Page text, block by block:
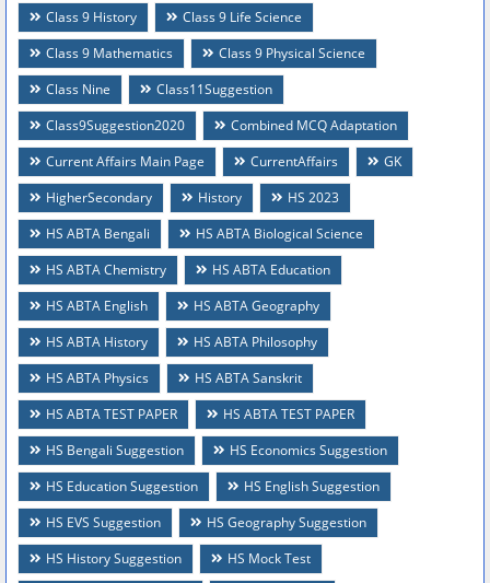
Class 9 History
Class 9 Life Science
Class 9 Mathematics
Class 9 Physical Science
Class Nine
Class11Suggestion
Class9Suggestion2020
Combined MCQ Adaptation
Current Affairs Main Page
CurrentAffairs
GK
HigherSecondary
History
HS 2023
HS ABTA Bengali
HS ABTA Biological Science
HS ABTA Chemistry
HS ABTA Education
HS ABTA English
HS ABTA Geography
HS ABTA History
HS ABTA Philosophy
HS ABTA Physics
HS ABTA Sanskrit
HS ABTA TEST PAPER
HS ABTA TEST PAPER
HS Bengali Suggestion
HS Economics Suggestion
HS Education Suggestion
HS English Suggestion
HS EVS Suggestion
HS Geography Suggestion
HS History Suggestion
HS Mock Test